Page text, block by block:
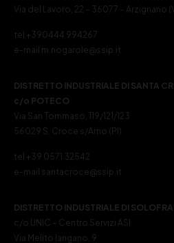
Via del Lavoro, 22 – 36077 – Arzignano
tel +390444 994267
e-mail m.nogarole@ssip.it
DISTRETTO INDUSTRIALE DI SANTA
c/o POTECO
Via San Tommaso, 119/121/123
56029 S. Croce s/Arno (PI)
tel +39 0571 32542
e-mail santacroce@ssip.it
DISTRETTO INDUSTRIALE DI
c/o UNIC – Centro Servizi ASI
Via Melito Iangano, 9